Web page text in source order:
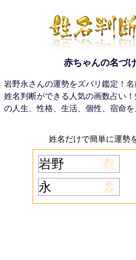
赤ちゃんの名づ
岩野永さんの運勢をズバリ鑑定！
姓名判断ができる人気の画数占い
の人生、性格、生活、個性、宿命を
姓名だけで簡単に運勢